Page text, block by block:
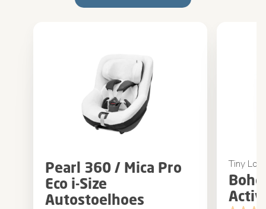
Pearl 360 / Mica Pro
Eco i-Size
Autostoelhoes
Tiny